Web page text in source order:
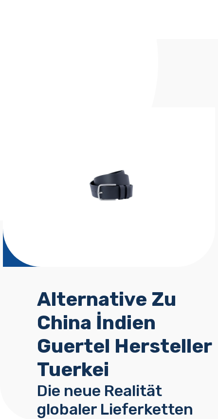
Alternative Zu
China İndien
Guertel Hersteller
Tuerkei
Die neue Realität
globaler Lieferketten